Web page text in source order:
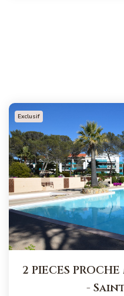
Exclusif
2 PIECES
-